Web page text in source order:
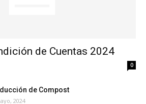
de Cuentas 2024
0
de Compost
2024